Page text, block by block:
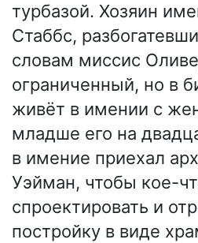
турбазой. Хозяин
Стаббс,
словам миссис
ограниченный, но в
живёт в имении с
младше его на
в имение приехал
Уэйман, чтобы кое-
спроектировать и
постройку в виде